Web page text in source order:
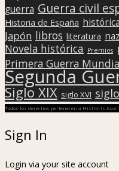
guerra Guerra civil
Historia de España histórica
Japón libros literatura
Novela histórica Premios
Primera Guerra
Segunda
Siglo XIX siglo XVI
Todos los derechos pertenecen a Hislibris
Sign In
Login via your site account